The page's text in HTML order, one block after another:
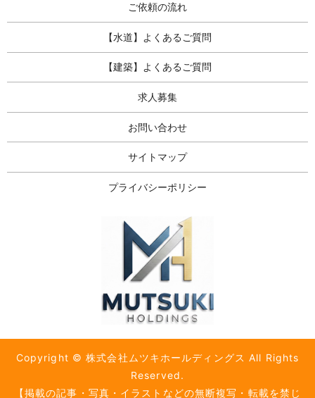
ご依頼の流れ
【水道】よくあるご質問
【建築】よくあるご質問
求人募集
お問い合わせ
サイトマップ
プライバシーポリシー
Copyright © 株式会社ムツキホールディングス All Rights
Reserved.
【掲載の記事・写真・イラストなどの無断複写・転載を禁じ